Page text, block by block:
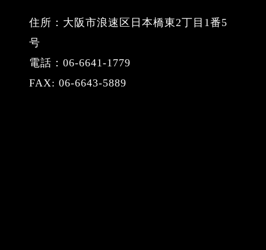
住所：大阪市浪速区日本橋東2丁目1番5
号
電話：06-6641-1779
FAX: 06-6643-5889